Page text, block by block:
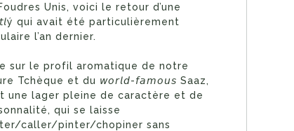
Unis, voici le retour d’une
qui avait été particulièrement
l’an dernier.
sur le profil aromatique de notre
Tchèque et du 𝘸𝘰𝘳𝘭𝘥-𝘧𝘢𝘮𝘰𝘶𝘴 Saaz,
une lager pleine de caractère et de
qui se laisse
caller/pinter/chopiner sans